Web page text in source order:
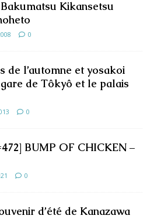
Kikansetsu
0
de l’automne et yosakoi
de Tôkyô et le palais
0
BUMP OF CHICKEN –
0
d’été de Kanazawa